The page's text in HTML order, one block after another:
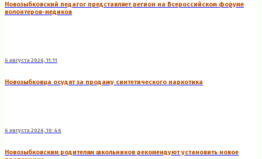
Новозыбковский педагог представляет регион на Всероссийском форуме
волонтеров-медиков
6 августа 2026, 11:11
Новозыбковца осудят за продажу синтетического наркотика
6 августа 2026, 10:46
Новозыбковским родителям школьников рекомендуют установить новое